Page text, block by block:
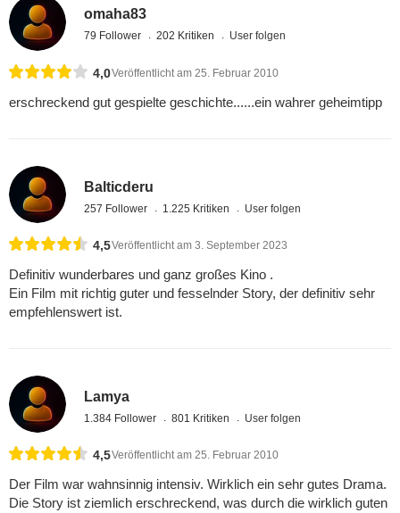
omaha83
79 Follower 202 Kritiken User folgen
4,0Veröffentlicht am 25. Februar 2010
erschreckend gut gespielte geschichte......ein wahrer geheimtipp
Balticderu
257 Follower 1.225 Kritiken User folgen
4,5Veröffentlicht am 3. September 2023
Definitiv wunderbares und ganz großes Kino .
Ein Film mit richtig guter und fesselnder Story, der definitiv sehr
empfehlenswert ist.
Lamya
1.384 Follower 801 Kritiken User folgen
4,5Veröffentlicht am 25. Februar 2010
Der Film war wahnsinnig intensiv. Wirklich ein sehr gutes Drama.
Die Story ist ziemlich erschreckend, was durch die wirklich guten